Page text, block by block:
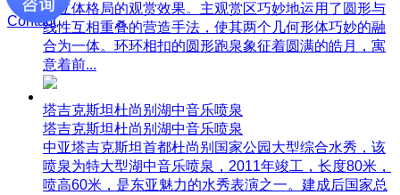
Contact
种立体格局的观赏效果。主观赏区巧妙地运用了圆形与
线性互相重叠的营造手法，使其两个几何形体巧妙的融
合为一体。环环相扣的圆形跑泉象征着圆满的皓月，寓
意着前...
塔吉克斯坦杜尚别湖中音乐喷泉
塔吉克斯坦杜尚别湖中音乐喷泉
中亚塔吉克斯坦首都杜尚别国家公园大型综合水秀，该
喷泉为特大型湖中音乐喷泉，2011年竣工，长度80米，
喷高60米，是东亚魅力的水秀表演之一。建成后国家总